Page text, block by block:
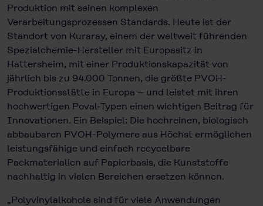
Produktion mit seinen komplexen
Verarbeitungsprozessen Standards. Heute ist der
Standort von Kuraray, einem der weltweit führenden
Spezialchemie-Hersteller mit Europasitz in
Hattersheim, mit einer Produktionskapazität von
jährlich bis zu 94.000 Tonnen, die größte PVOH-
Produktionsstätte in Europa – und leistet mit ihren
hochwertigen Poval-Typen einen wichtigen Beitrag für
Innovationen. Ein Beispiel: Die hochreinen, biologisch
abbau­baren PVOH-Polymere aus Höchst ermöglichen
leistungsfähige und einfach recycelbare
Packmaterialien auf Papierbasis, die Kunststoffe
nachhaltig in vielen Bereichen ersetzen können.
„Polyvinylalkohole sind für viele Anwendungen